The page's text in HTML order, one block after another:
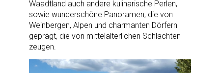
Waadtland auch andere kulinarische Perlen,
sowie wunderschöne Panoramen, die von
Weinbergen, Alpen und charmanten Dörfern
geprägt, die von mittelalterlichen Schlachten
zeugen.